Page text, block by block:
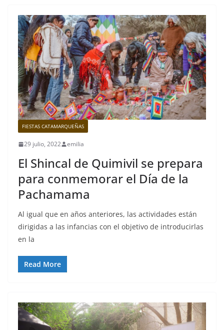
FIESTAS CATAMARQUEÑAS
29 julio, 2022 emilia
El Shincal de Quimivil se prepara
para conmemorar el Día de la
Pachamama
Al igual que en años anteriores, las actividades están
dirigidas a las infancias con el objetivo de introducirlas
en la
Read More